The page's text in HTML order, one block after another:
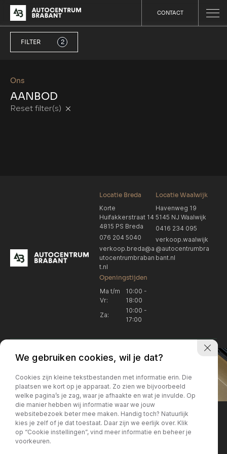
CONTACT
Ons
AANBOD
Reset filter(s)
FILTER 2
Locatie Breda
Korte
Huifakkerstraat 14
4815 PS Breda
076 204 5040
verkoop.breda@a
utocentrumbraban
t.nl
Locatie Waalwijk
Havenweg 19
5145 NJ Waalwijk
0416 234 095
verkoop.waalwijk
@autocentrumbra
bant.nl
Openingstijden
Ma t/m
Vr:
10:00 -
18:00
Za:
10:00 -
17:00
Locatie Breda
076 204 5040
Locatie Breda
verkoop.breda@autocentrum
brabant.nl
Locatie Breda
Korte Huifakkerstraat 14
4815 PS Breda
Locatie Breda
+31 076 204 5040
We gebruiken cookies, wil je dat?
Cookies zijn kleine tekstbestanden met informatie erin. Die
plaatsen we kort op je apparaat. Zo zien we bijvoorbeeld
welke pagina’s je zag, waar je afhaakte en wat je invulde. Op
die manier hebben wij informatie waar we jouw
websitebezoek beter mee maken. Handig toch? Natuurlijk
kies je zelf of je dat toestaat. Daar zijn we eerlijk over. Klik
op “Cookie instellingen”, vind meer informatie en beheer je
voorkeuren.